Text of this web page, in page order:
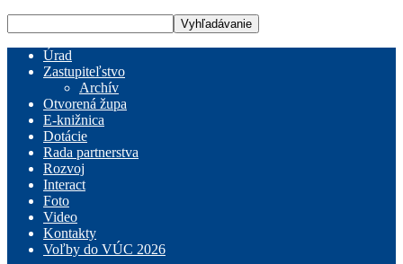
Úrad
Zastupiteľstvo
Archív
Otvorená župa
E-knižnica
Dotácie
Rada partnerstva
Rozvoj
Interact
Foto
Video
Kontakty
Voľby do VÚC 2026